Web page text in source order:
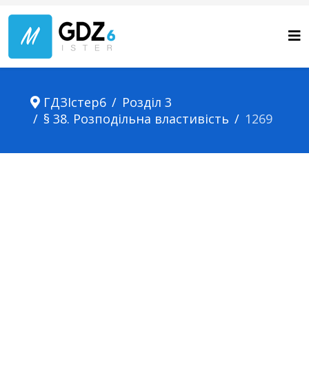
ГДЗІстер6
Розділ 3
§ 38. Розподільна властивість
1269